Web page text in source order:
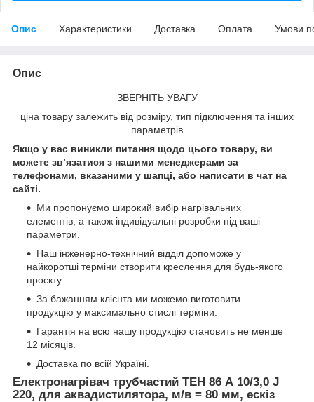
Опис Характеристики Доставка Оплата Умови
Опис
ЗВЕРНІТЬ УВАГУ
ціна товару залежить від розміру, тип підключення та інших
параметрів
Якщо у вас виникли питання щодо цього товару, ви
можете зв’язатися з нашими менеджерами за
телефонами, вказаними у шапці, або написати в чат на
сайті.
Ми пропонуємо широкий вибір нагрівальних
елементів, а також індивідуальні розробки під ваші
параметри.
Наш інженерно-технічний відділ допоможе у
найкоротші терміни створити креслення для будь-якого
проєкту.
За бажанням клієнта ми можемо виготовити
продукцію у максимально стислі терміни.
Гарантія на всю нашу продукцію становить не менше
12 місяців.
Доставка по всій Україні.
Електронагрівач трубчастий ТЕН 86 А 10/3,0 J
220, для аквадистилятора, м/в = 80 мм, ескіз